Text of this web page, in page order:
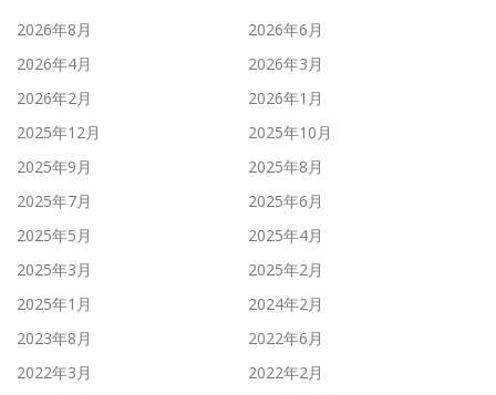
2026年8月
2026年6月
2026年4月
2026年3月
2026年2月
2026年1月
2025年12月
2025年10月
2025年9月
2025年8月
2025年7月
2025年6月
2025年5月
2025年4月
2025年3月
2025年2月
2025年1月
2024年2月
2023年8月
2022年6月
2022年3月
2022年2月